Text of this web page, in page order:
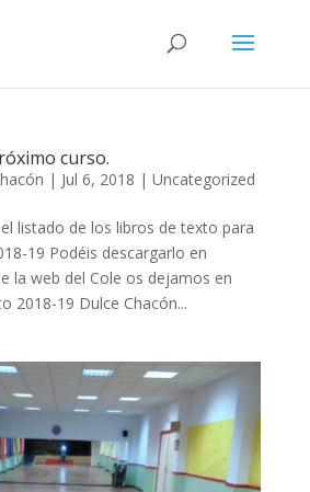
curso.
| Jul 6, 2018 | Uncategorized
listado de los libros de texto para
19 Podéis descargarlo en
la web del Cole os dejamos en
2018-19 Dulce Chacón...